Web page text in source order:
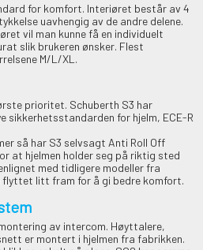
for komfort. Interiøret består av 4
uavhengig av de andre delene.
vil man kunne få en individuelt
slik brukeren ønsker. Flest
M/L/XL.
prioritet. Schuberth S3 har
sikkerhetsstandarden for hjelm, ECE-R
så har S3 selvsagt Anti Roll Off
at hjelmen holder seg på riktig sted
med tidligere modeller fra
flyttet litt fram for å gi bedre komfort.
av intercom. Høyttalere,
er montert i hjelmen fra fabrikken.